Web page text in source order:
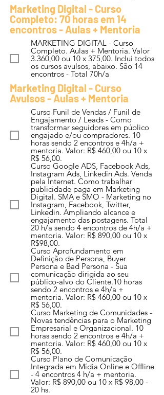
Marketing Digital - Curso
Completo: 70 horas em 14
encontros - Aulas + Mentoria
MARKETING DIGITAL - Curso
Completo. Aulas + Mentoria. Valor
3.360,00 ou 10 x 375,00. Inclui todos
os cursos avulsos, abaixo. São 14
encontros - Total 70h/a
Marketing Digital - Curso
Avulsos - Aulas + Mentoria
Curso Funil de Vendas / Funil de
Engajamento / Leads - Como
transformar seguidores em público
engajado e/ou compradores. 10
horas sendo 2 encontros e 4h/a +
mentoria. Valor: R$ 460,00 ou 10 x
R$ 56,00.
Curso Google ADS, Facebook Ads,
Instagram Ads, Linkedin Ads. Venda
pela Internet. Como trabalhar
publicidade paga em Marketing
Digital. SMA e SMO - Marketing no
Instagram, Facebook, Twitter,
Linkedin. Ampliando alcance e
engajamento das postagens. Total
20 h/a sendo 4 encontros de 4h/a +
mentoria. Valor: R$ 890,00 ou 10 x
R$98,00.
Curso Aprofundamento em
Definição de Persona, Buyer
Persona e Bad Persona - Sua
comunicação dirigida ao seu
público-alvo do Cliente.10 horas
sendo 2 encontros e 4h/a +
mentoria. Valor: R$ 460,00 ou 10 x
R$ 56,00.
Curso Marketing de Comunidades -
Novas tendências para o Marketing
Empresarial e Organizacional. 10
horas sendo 2 encontros e 4h/a +
mentoria. Valor: R$ 460,00 ou 10 x
R$ 56,00.
Curso Plano de Comunicação
Integrada em Mídia Online e Offline
- 4 encontros 4 h/a + mentoria.
Valor: R$ 890,00 ou 10 x R$ 98,00 -
20 hs.